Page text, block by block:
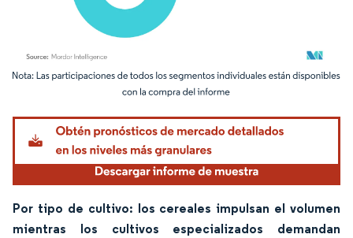
Imagen © Mordor Intelligence. El uso requiere atribución según CC BY 4.0.
Por tipo de cultivo: los cereales impulsan el volumen
mientras los cultivos especializados demandan